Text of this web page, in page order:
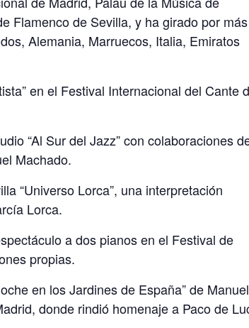
Flamenco de Sevilla, y ha girado por
Alemania, Marruecos, Italia, Emiratos
en el Festival Internacional del Cante
“Al Sur del Jazz” con colaboraciones
Machado.
“Universo Lorca”, una interpretación
Lorca.
a dos pianos en el Festival de
propias.
en los Jardines de España” de
donde rindió homenaje a Paco de